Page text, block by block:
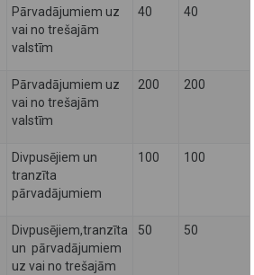
Pārvadājumiem uz
vai no trešajām
valstīm
40 40
Pārvadājumiem uz
vai no trešajām
valstīm
200 200
Divpusējiem un
tranzīta
pārvadājumiem
100 100
Divpusējiem,tranzīta
un pārvadājumiem
uz vai no trešajām
50 50